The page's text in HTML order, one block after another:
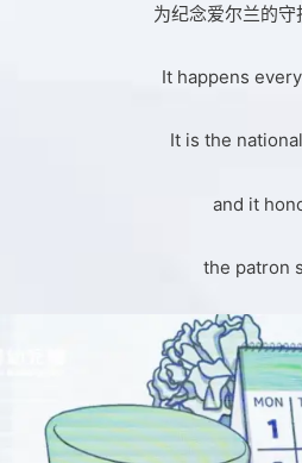
为纪念爱尔兰的
It happens
It is the
and it
the patron